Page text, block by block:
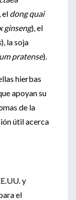
el dong quai
ginseng), el
), la soja
pratense).
hierbas
apoyan su
de la
útil acerca
y
el